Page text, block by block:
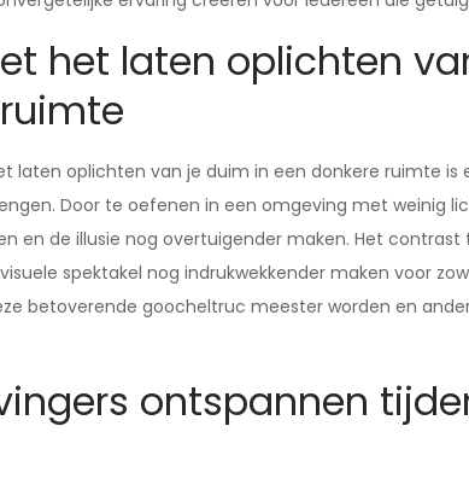
het laten oplichten
laten oplichten van je duim in een donkere ruimte is
Door te oefenen in een omgeving met weinig
en de illusie nog overtuigender maken. Het
spektakel nog indrukwekkender maken voor
betoverende goocheltruc meester worden en
ontspannen